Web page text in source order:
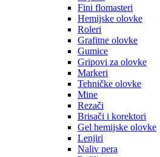
Fini flomasteri
Hemijske olovke
Roleri
Grafitne olovke
Gumice
Gripovi za olovke
Markeri
Tehničke olovke
Mine
Rezači
Brisači i korektori
Gel hemijske olovke
Lenjiri
Naliv pera